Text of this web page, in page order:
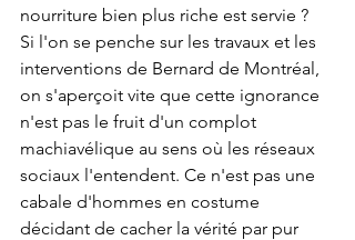
nourriture bien plus riche est servie ?
Si l'on se penche sur les travaux et les
interventions de Bernard de Montréal,
on s'aperçoit vite que cette ignorance
n'est pas le fruit d'un complot
machiavélique au sens où les réseaux
sociaux l'entendent. Ce n'est pas une
cabale d'hommes en costume
décidant de cacher la vérité par pur